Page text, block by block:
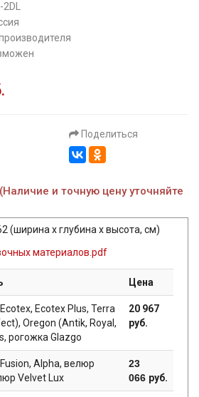
Поделиться
(Наличие и точную цену уточняйте
(ширина х глубина х высота, см)
материалов.pdf
Цена
Ecotex Plus, Terra
Oregon (Antik, Royal,
рогожка Glazgo
20 967
руб.
Alpha, велюр
Velvet Lux
23
066 руб.